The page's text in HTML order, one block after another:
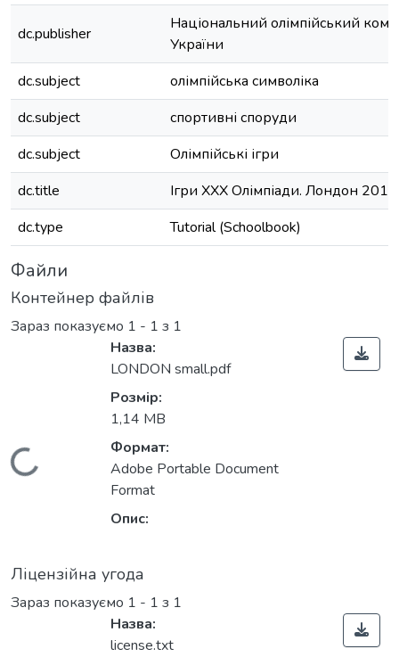
dc.publisher
Національний олімпійський
України
dc.subject
олімпійська символіка
dc.subject
спортивні споруди
dc.subject
Олімпійські ігри
dc.title
Ігри ХХХ Олімпіади. Лондон 2012
dc.type
Tutorial (Schoolbook)
Файли
Контейнер файлів
Зараз показуємо 1 - 1 з 1
Вантажиться...
Назва:
LONDON small.pdf
Розмір:
1,14 MB
Формат:
Adobe Portable Document
Format
Опис:
Ліцензійна угода
Зараз показуємо 1 - 1 з 1
Назва:
license.txt